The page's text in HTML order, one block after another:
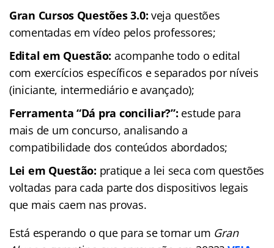
Gran Cursos Questões 3.0: veja questões
comentadas em vídeo pelos professores;
Edital em Questão: acompanhe todo o edital
com exercícios específicos e separados por níveis
(iniciante, intermediário e avançado);
Ferramenta “Dá pra conciliar?”: estude para
mais de um concurso, analisando a
compatibilidade dos conteúdos abordados;
Lei em Questão: pratique a lei seca com questões
voltadas para cada parte dos dispositivos legais
que mais caem nas provas.
Está esperando o que para se tornar um Gran